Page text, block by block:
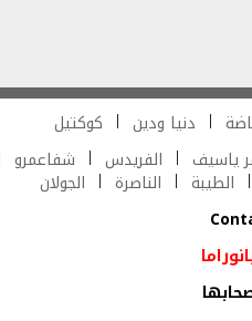
دنيا ودين
كوكتيل
ياسيف الفريدس شفاعمرو
الطيبة الناصرة
الجولان